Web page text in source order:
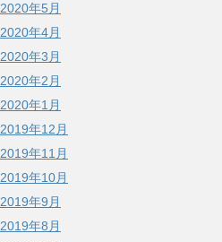
2020年5月
2020年4月
2020年3月
2020年2月
2020年1月
2019年12月
2019年11月
2019年10月
2019年9月
2019年8月